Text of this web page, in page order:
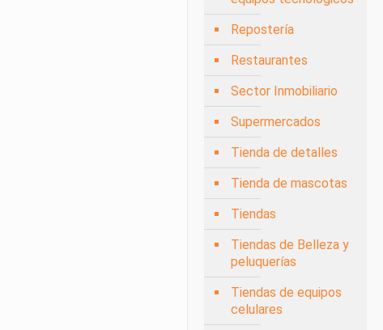
Repostería
Restaurantes
Sector Inmobiliario
Supermercados
Tienda de detalles
Tienda de mascotas
Tiendas
Tiendas de Belleza y
peluquerías
Tiendas de equipos
celulares